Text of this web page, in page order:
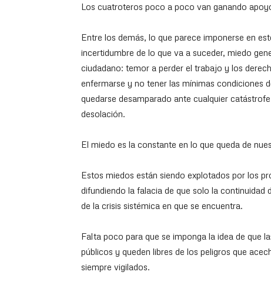
Los cuatroteros poco a poco van ganando
Entre los demás, lo que parece imponerse en
incertidumbre de lo que va a suceder, miedo
ciudadano: temor a perder el trabajo y los
enfermarse y no tener las mínimas condiciones
quedarse desamparado ante cualquier
desolación.
El miedo es la constante en lo que queda de
Estos miedos están siendo explotados por los
difundiendo la falacia de que solo la
de la crisis sistémica en que se encuentra.
Falta poco para que se imponga la idea de que
públicos y queden libres de los peligros que
siempre vigilados.